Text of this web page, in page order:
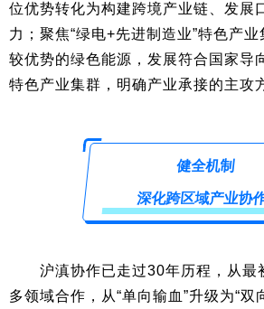
位优势转化为构建跨境产业链、发展
力；聚焦“绿电+先进制造业”特色产
较优势的绿色能源，发展符合国家导
特色产业集群，明确产业承接的主攻
健全机制
深化跨区域产业协
沪滇协作已走过30年历程，从最
多领域合作，从“单向输血”升级为“双